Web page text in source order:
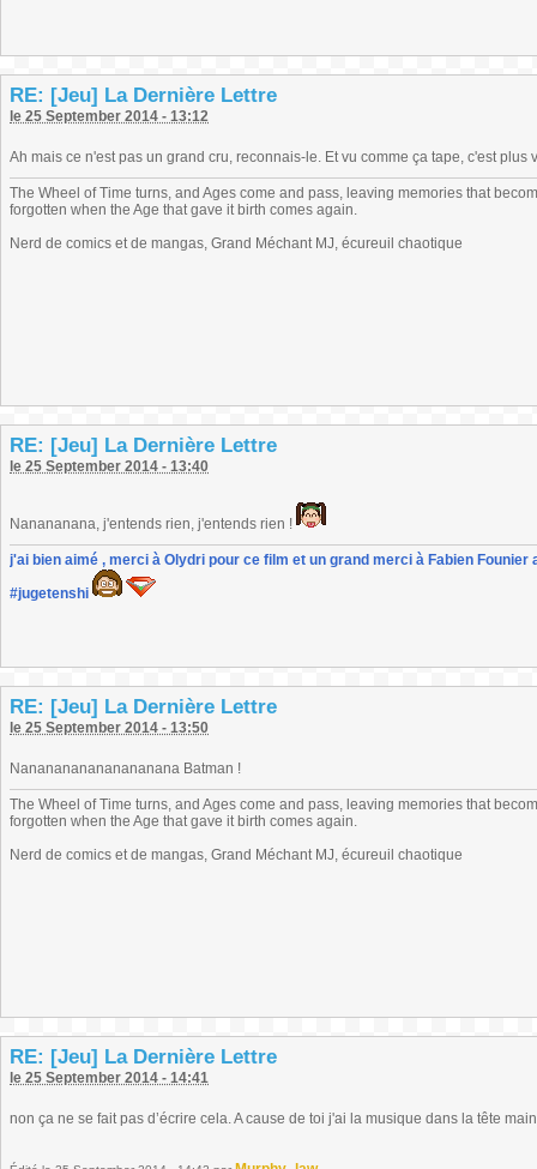
RE: [Jeu] La Dernière Lettre
le 25 September 2014 - 13:12
Ah mais ce n'est pas un grand cru, reconnais-le. Et vu comme ça tape, c'est plus
The Wheel of Time turns, and Ages come and pass, leaving memories that
forgotten when the Age that gave it birth comes again.
Nerd de comics et de mangas, Grand Méchant MJ, écureuil chaotique
RE: [Jeu] La Dernière Lettre
le 25 September 2014 - 13:40
Nanananana, j'entends rien, j'entends rien !
j'ai bien aimé , merci à Olydri pour ce film et un grand merci à Fabien
#jugetenshi
RE: [Jeu] La Dernière Lettre
le 25 September 2014 - 13:50
Nananananananananana Batman !
The Wheel of Time turns, and Ages come and pass, leaving memories that
forgotten when the Age that gave it birth comes again.
Nerd de comics et de mangas, Grand Méchant MJ, écureuil chaotique
RE: [Jeu] La Dernière Lettre
le 25 September 2014 - 14:41
non ça ne se fait pas d’écrire cela. A cause de toi j'ai la musique dans la tête